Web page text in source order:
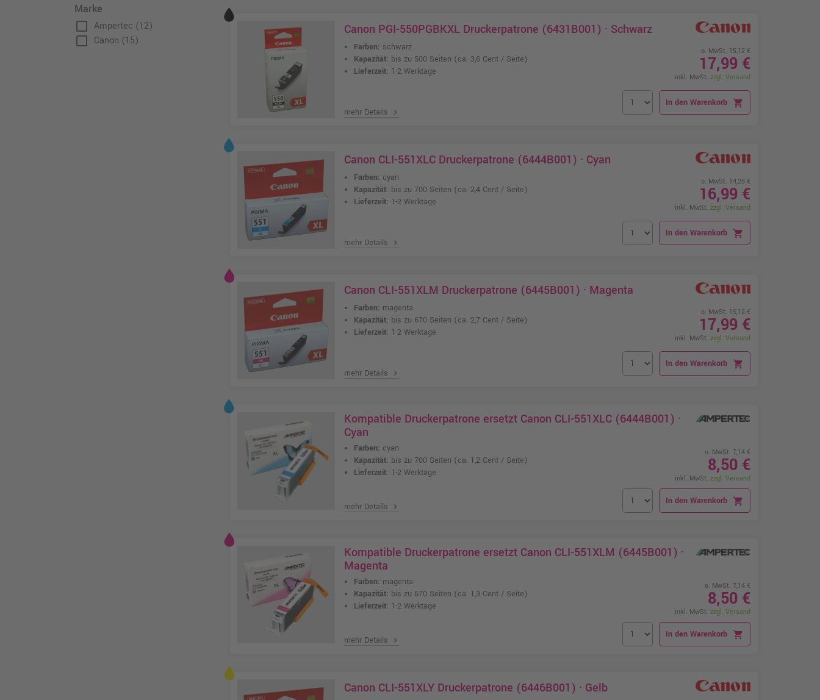
Marke
check_box_outline_blank Ampertec (12)
check_box_outline_blank Canon (15)
Canon PGI-550PGBKXL Druckerpatrone (6431B001) · Schwarz
Farben: schwarz
Kapazität: bis zu 500 Seiten (ca. 3,6 Cent / Seite)
Lieferzeit: 1-2 Werktage
mehr Details chevron_right
o. MwSt. 15,12 €
17,99 €
inkl. MwSt. zzgl. Versand
In den Warenkorb shopping_cart
Canon CLI-551XLC Druckerpatrone (6444B001) · Cyan
Farben: cyan
Kapazität: bis zu 700 Seiten (ca. 2,4 Cent / Seite)
Lieferzeit: 1-2 Werktage
mehr Details chevron_right
o. MwSt. 14,28 €
16,99 €
inkl. MwSt. zzgl. Versand
In den Warenkorb shopping_cart
Canon CLI-551XLM Druckerpatrone (6445B001) · Magenta
Farben: magenta
Kapazität: bis zu 670 Seiten (ca. 2,7 Cent / Seite)
Lieferzeit: 1-2 Werktage
mehr Details chevron_right
o. MwSt. 15,12 €
17,99 €
inkl. MwSt. zzgl. Versand
In den Warenkorb shopping_cart
Kompatible Druckerpatrone ersetzt Canon CLI-551XLC (6444B001) ·
Cyan
Farben: cyan
Kapazität: bis zu 700 Seiten (ca. 1,2 Cent / Seite)
Lieferzeit: 1-2 Werktage
mehr Details chevron_right
o. MwSt. 7,14 €
8,50 €
inkl. MwSt. zzgl. Versand
In den Warenkorb shopping_cart
Kompatible Druckerpatrone ersetzt Canon CLI-551XLM (6445B001) ·
Magenta
Farben: magenta
Kapazität: bis zu 670 Seiten (ca. 1,3 Cent / Seite)
Lieferzeit: 1-2 Werktage
mehr Details chevron_right
o. MwSt. 7,14 €
8,50 €
inkl. MwSt. zzgl. Versand
In den Warenkorb shopping_cart
Canon CLI-551XLY Druckerpatrone (6446B001) · Gelb